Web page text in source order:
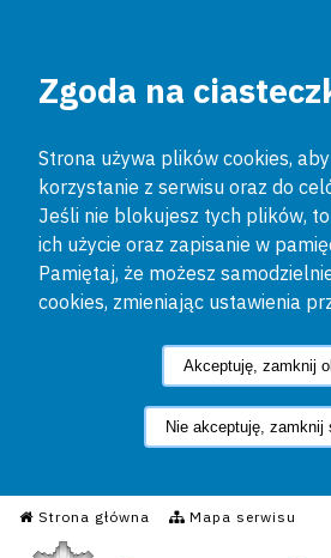
Zgoda na
Strona używa plików cookies,
korzystanie z serwisu oraz do
Jeśli nie blokujesz tych plików,
ich użycie oraz zapisanie w
Pamiętaj, że możesz
cookies, zmieniając ustawienia
Akceptuję, zamknij
Nie akceptuję, zamknij
Strona główna Mapa serwisu
Informacyjny